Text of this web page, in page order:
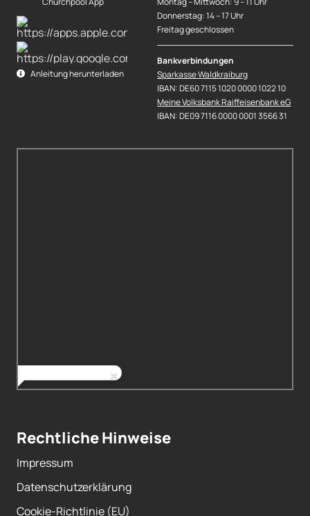
Anleitung herunterladen
Donnerstag: 14 – 17 Uhr
Freitag geschlossen
Bankverbindungen
Sparkasse Waldkraiburg
IBAN: DE60 7115 1020 0000 1022 10
Meine Volksbank Raiffeisenbank eG
IBAN: DE09 7116 0000 0001 3566 31
Rechtliche Hinweise
Impressum
Datenschutzerklärung
Cookie-Richtlinie (EU)